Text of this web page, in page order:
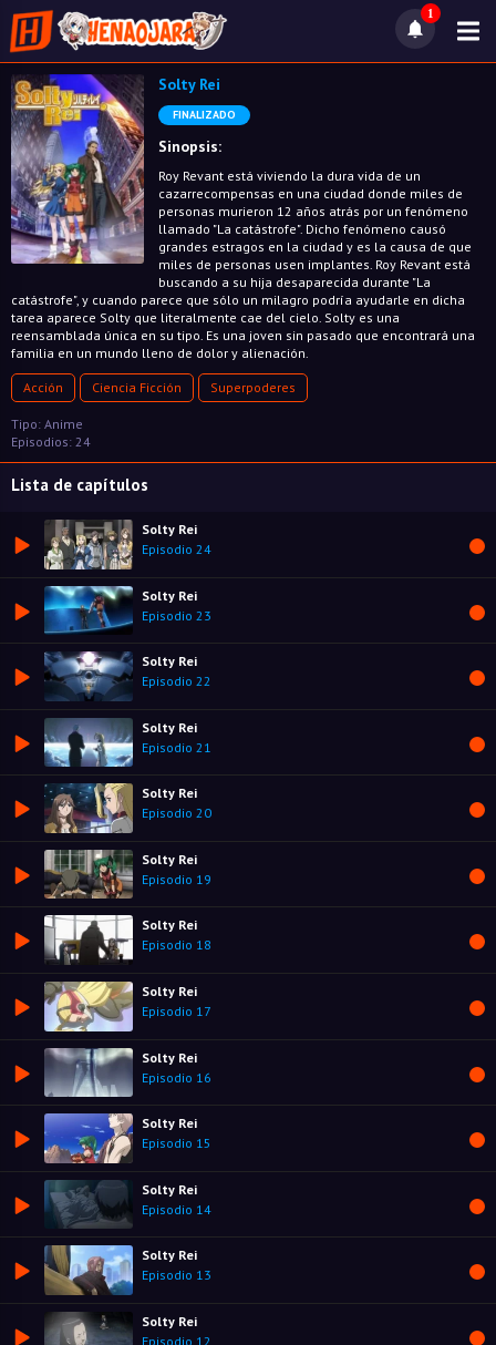
1
Solty Rei
FINALIZADO
Sinopsis:
Roy Revant está viviendo la dura vida de un
cazarrecompensas en una ciudad donde miles de
personas murieron 12 años atrás por un fenómeno
llamado "La catástrofe". Dicho fenómeno causó
grandes estragos en la ciudad y es la causa de que
miles de personas usen implantes. Roy Revant está
buscando a su hija desaparecida durante "La
catástrofe", y cuando parece que sólo un milagro podría ayudarle en dicha
tarea aparece Solty que literalmente cae del cielo. Solty es una
reensamblada única en su tipo. Es una joven sin pasado que encontrará una
familia en un mundo lleno de dolor y alienación.
Acción Ciencia Ficción Superpoderes
Tipo: Anime
Episodios: 24
Lista de capítulos
Solty Rei
Episodio 24
Solty Rei
Episodio 23
Solty Rei
Episodio 22
Solty Rei
Episodio 21
Solty Rei
Episodio 20
Solty Rei
Episodio 19
Solty Rei
Episodio 18
Solty Rei
Episodio 17
Solty Rei
Episodio 16
Solty Rei
Episodio 15
Solty Rei
Episodio 14
Solty Rei
Episodio 13
Solty Rei
Episodio 12